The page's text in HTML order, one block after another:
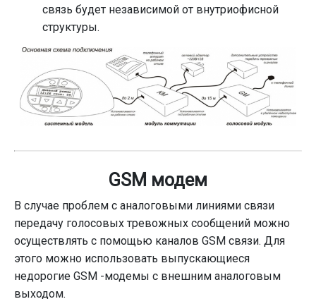
связь будет независимой от внутриофисной
структуры.
GSM модем
В случае проблем с аналоговыми линиями связи
передачу голосовых тревожных сообщений можно
осуществлять с помощью каналов GSM связи. Для
этого можно использовать выпускающиеся
недорогие GSM -модемы с внешним аналоговым
выходом.